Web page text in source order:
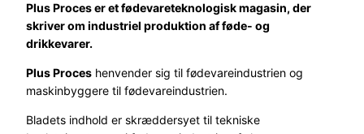
Plus Proces er et fødevareteknologisk magasin, der
skriver om industriel produktion af føde- og
drikkevarer.
Plus Proces henvender sig til fødevareindustrien og
maskinbyggere til fødevareindustrien.
Bladets indhold er skræddersyet til tekniske